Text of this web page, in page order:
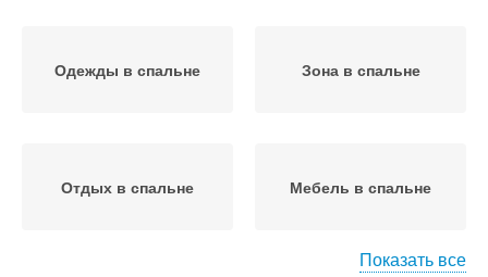
Одежды в спальне Зона в спальне
Отдых в спальне Мебель в спальне
Показать все